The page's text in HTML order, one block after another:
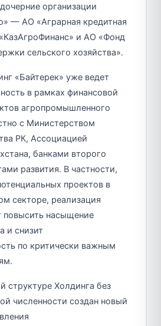
организации
— АО «Аграрная кредитная
и АО «Фонд
сельского хозяйства».
«Байтерек» уже ведет
в рамках финансовой
агропромышленного
с Министерством
РК, Ассоциацией
банками второго
развития. В частности,
проектов в
секторе, реализация
повысить насыщение
и снизит
по критически важным
структуре Холдинга без
численности создан новый